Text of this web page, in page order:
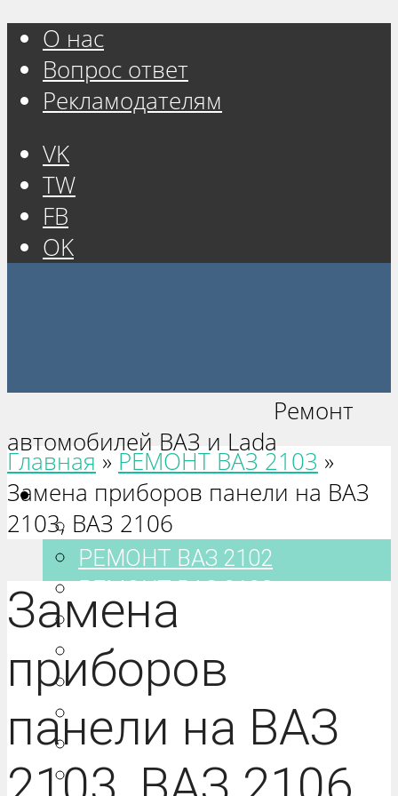
О нас
Вопрос ответ
Рекламодателям
VK
TW
FB
OK
Ремонт
автомобилей ВАЗ и Lada
Ваз 2101-2115
РЕМОНТ ВАЗ 2101
РЕМОНТ ВАЗ 2102
РЕМОНТ ВАЗ 2103
РЕМОНТ ВАЗ 2104
РЕМОНТ ВАЗ 2105
РЕМОНТ ВАЗ 2106
РЕМОНТ ВАЗ 2107
РЕМОНТ ВАЗ 2108
РЕМОНТ ВАЗ 2109
Главная » РЕМОНТ ВАЗ 2103 »
Замена приборов панели на ВАЗ
2103, ВАЗ 2106
Замена
приборов
панели на ВАЗ